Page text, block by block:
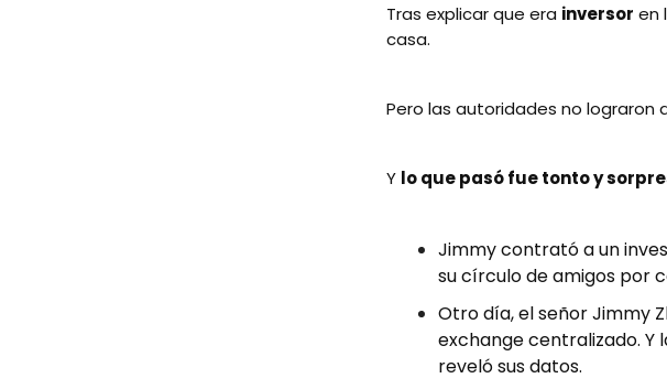
Tras explicar que era inversor en
casa.
Pero las autoridades no lograron
Y lo que pasó fue tonto y
Jimmy contrató a un
su círculo de amigos por
Otro día, el señor Jimmy
exchange centralizado.
reveló sus datos.